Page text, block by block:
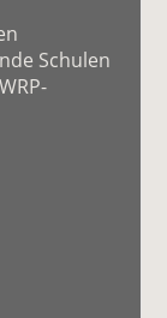
Schulen